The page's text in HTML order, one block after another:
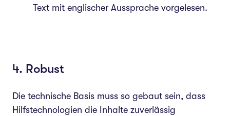
Text mit englischer Aussprache vorgelesen.
4. Robust
Die technische Basis muss so gebaut sein, dass
Hilfstechnologien die Inhalte zuverlässig